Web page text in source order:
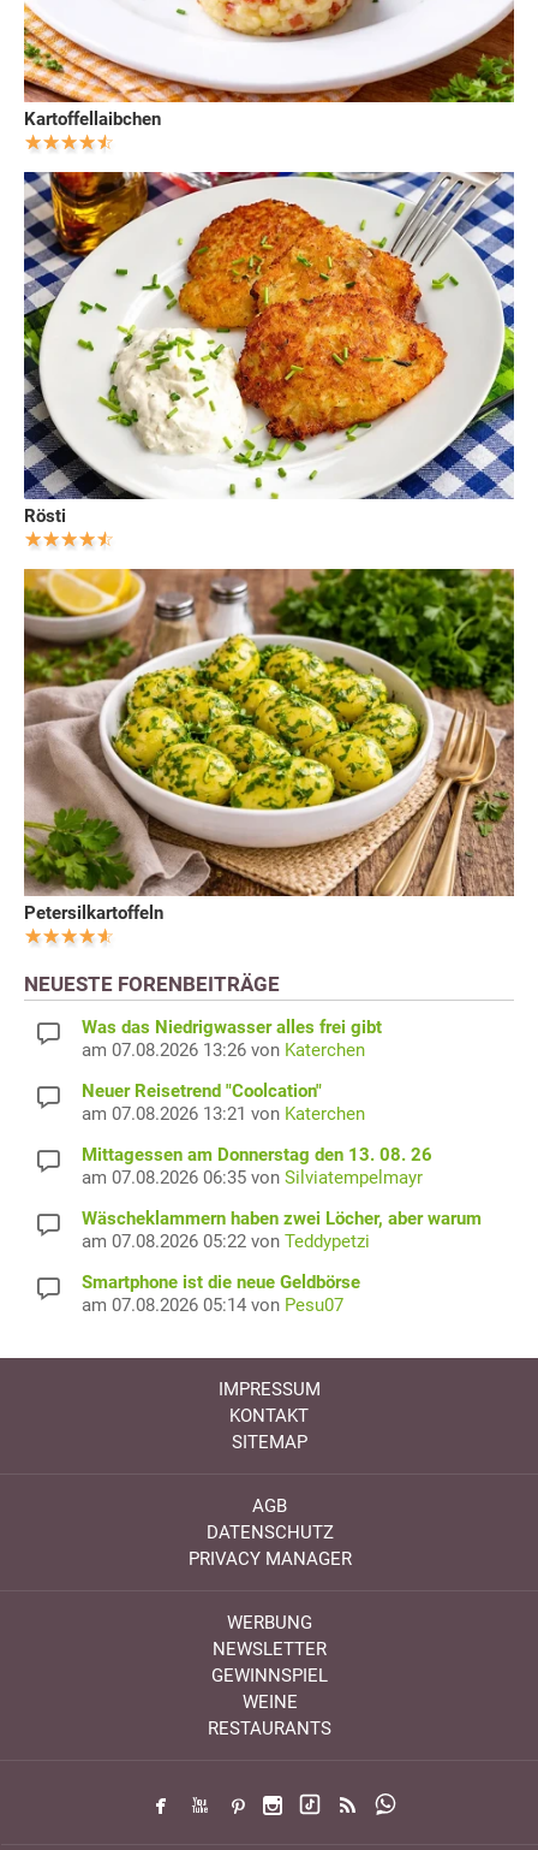
Kartoffellaibchen
Rösti
Petersilkartoffeln
NEUESTE FORENBEITRÄGE
Was das Niedrigwasser alles frei gibt
am 07.08.2026 13:26 von Katerchen
Neuer Reisetrend "Coolcation"
am 07.08.2026 13:21 von Katerchen
Mittagessen am Donnerstag den 13. 08. 26
am 07.08.2026 06:35 von Silviatempelmayr
Wäscheklammern haben zwei Löcher, aber warum
am 07.08.2026 05:22 von Teddypetzi
Smartphone ist die neue Geldbörse
am 07.08.2026 05:14 von Pesu07
IMPRESSUM
KONTAKT
SITEMAP
AGB
DATENSCHUTZ
PRIVACY MANAGER
WERBUNG
NEWSLETTER
GEWINNSPIEL
WEINE
RESTAURANTS